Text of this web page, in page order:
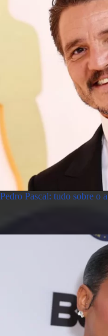
Pedro Pascal: tudo sobre o